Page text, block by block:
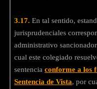
3.17. En tal sentido,
jurisprudenciales
administrativo
cual este colegiado
sentencia conforme a los
Sentencia de Vista, por